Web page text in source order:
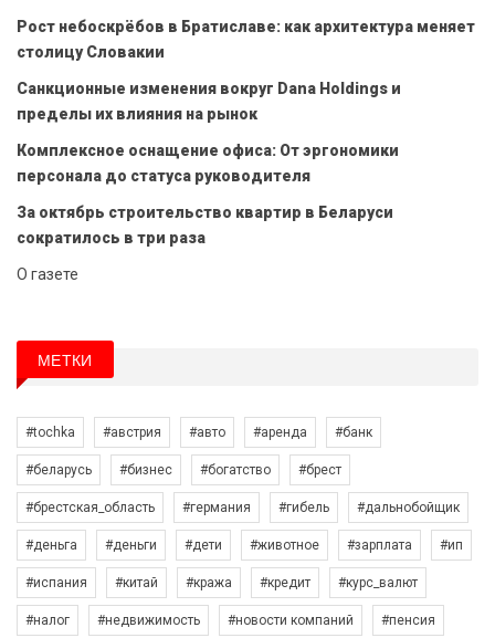
Рост небоскрёбов в Братиславе: как архитектура меняет
столицу Словакии
Санкционные изменения вокруг Dana Holdings и
пределы их влияния на рынок
Комплексное оснащение офиса: От эргономики
персонала до статуса руководителя
За октябрь строительство квартир в Беларуси
сократилось в три раза
О газете
МЕТКИ
#tochka #австрия #авто #аренда #банк
#беларусь #бизнес #богатство #брест
#брестская_область #германия #гибель #дальнобойщик
#деньга #деньги #дети #животное #зарплата #ип
#испания #китай #кража #кредит #курс_валют
#налог #недвижимость #новости компаний #пенсия